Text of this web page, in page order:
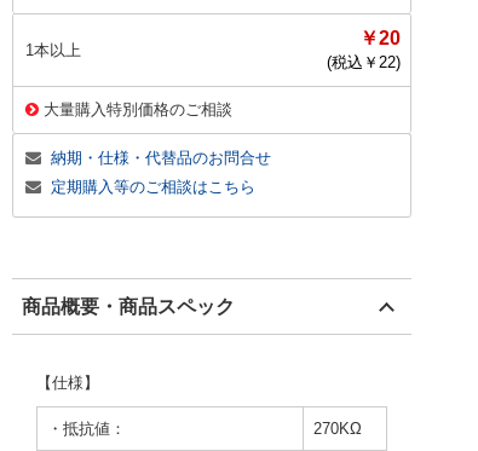
1本以上
￥20
(税込￥ 22)
大量購入特別価格のご相談
納期・仕様・代替品のお問合せ
定期購入等のご相談はこちら
商品概要・商品スペック
【仕様】
・抵抗値： 270KΩ